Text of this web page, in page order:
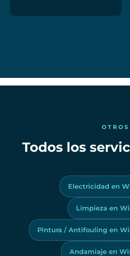
Todos los
Electricidad en
Limpieza en
Pintura / Antifouling en
Andamiaje en